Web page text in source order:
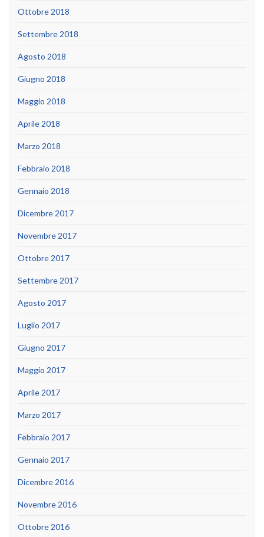
Ottobre 2018
Settembre 2018
Agosto 2018
Giugno 2018
Maggio 2018
Aprile 2018
Marzo 2018
Febbraio 2018
Gennaio 2018
Dicembre 2017
Novembre 2017
Ottobre 2017
Settembre 2017
Agosto 2017
Luglio 2017
Giugno 2017
Maggio 2017
Aprile 2017
Marzo 2017
Febbraio 2017
Gennaio 2017
Dicembre 2016
Novembre 2016
Ottobre 2016